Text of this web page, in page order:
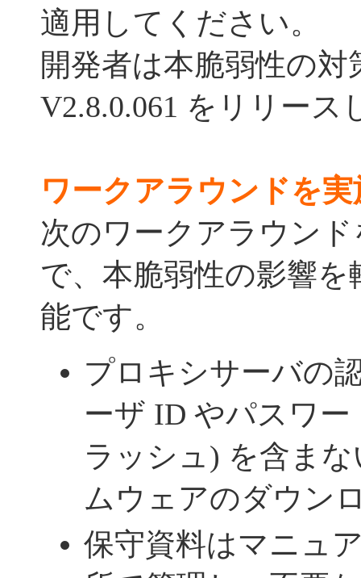
適用してください。
開発者は本脆弱性の対
V2.8.0.061 をリリース
ワークアラウンドを
次のワークアラウン
で、本脆弱性の影響
能です。
プロキシサーバの
ーザ ID やパスワ
ラッシュ) を含ま
ムウェアのダウン
保守資料はマニュ